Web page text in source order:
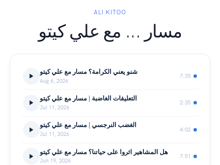
ALI KITOO
مسار ... مع علي كيتو
شنو يعني الكرامة؟ مسار مع علي كيتو
Aug 6, 2026
7:35
التعليقات الغاضبة | مسار مع علي كيتو
Jul 11, 2026
2:35
الغضب النرجسي | مسار مع علي كيتو
Jul 11, 2026
4:02
هل المشاهير اثروا على حياتنا؟ مسار مع علي كيتو
Jun 19, 2026
7:51